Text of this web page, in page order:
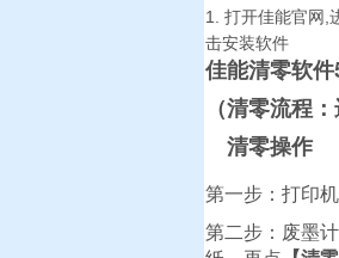
1. 打开佳能官网,
击安装软件
佳能清零软
（清零流程
清零操作
第一步：打印
第二步：废墨